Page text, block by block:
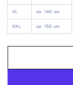
XL ca. 140 cm
XXL ca. 150 cm